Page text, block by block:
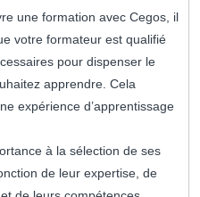
une formation avec Cegos, il
votre formateur est qualifié
pour dispenser le
apprendre. Cela
expérience d’apprentissage
à la sélection de ses
de leur expertise, de